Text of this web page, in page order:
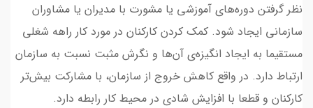
نظر گرفتن دوره‌های آموزشی یا مشورت با مدیران یا مشاوران
سازمانی ایجاد شود. کمک کردن کارکنان در مورد کار راهه شغلی
مستقیما به ایجاد انگیزه‌ی آن‌‎ها و نگرش مثبت نسبت به سازمان
ارتباط دارد. در واقع کاهش خروج از سازمان، با مشارکت بیش‌تر
کارکنان و قطعا با افزایش شادی در محیط کار رابطه دارد.